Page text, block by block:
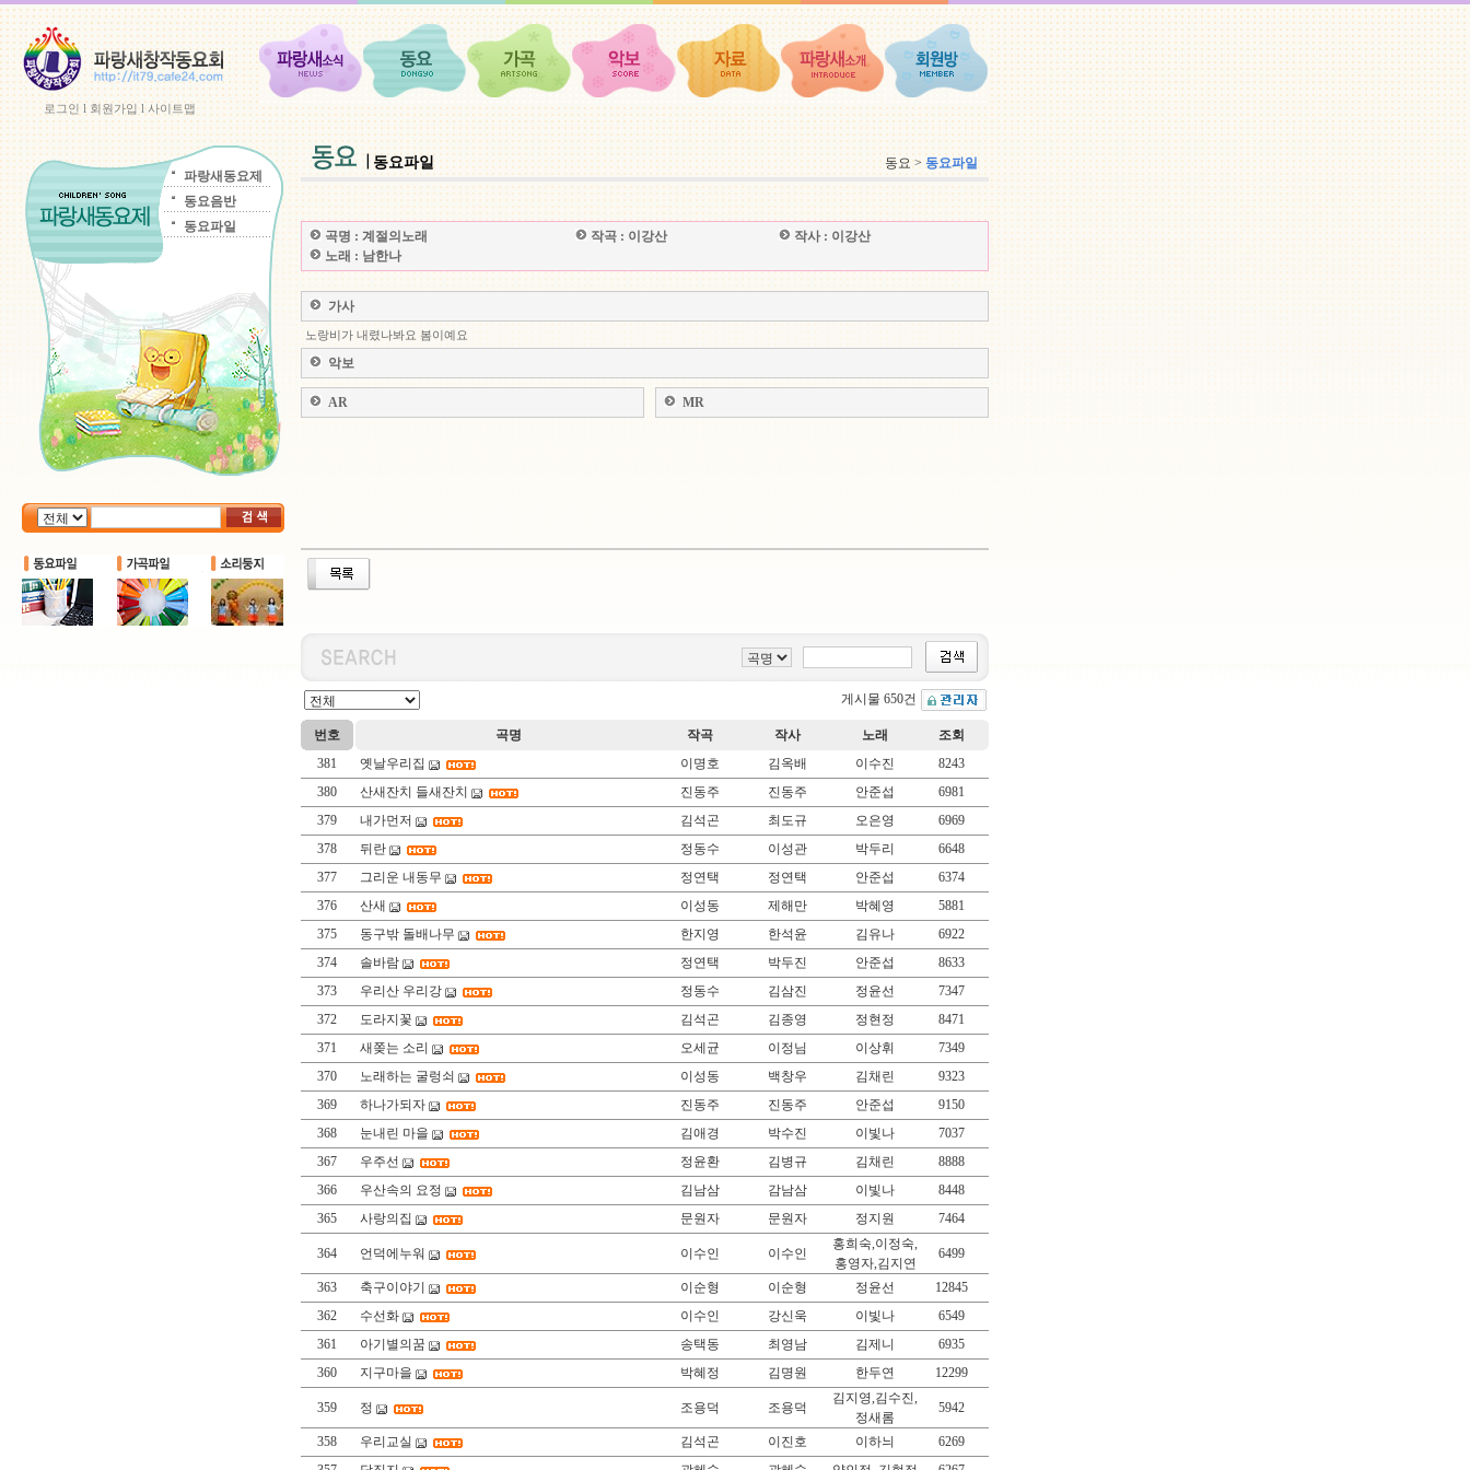
로그인l 회원가입l사이트맵
파랑새동요제
동요음반
동요파일
동요파일 동요 > 동요파일
곡명 : 계절의노래 작곡 : 이강산 작사 : 이강산
노래 : 남한나
가사
노랑비가 내렸나봐요 봄이예요
악보
AR MR
게시물 650건
번호 곡명 작곡 작사 노래
조회
381
옛날우리집 이명호 김옥배 이수진
8243
380
산새잔치 들새잔치 진동주 진동주 안준섭
6981
379
내가먼저 김석곤 최도규 오은영
6969
378
뒤란 정동수 이성관 박두리
6648
377
그리운 내동무 정연택 정연택 안준섭
6374
376
산새 이성동 제해만 박혜영
5881
375
동구밖 돌배나무 한지영 한석윤 김유나
6922
374
솔바람 정연택 박두진 안준섭
8633
373
우리산 우리강 정동수 김삼진 정윤선
7347
372
도라지꽃 김석곤 김종영 정현정
8471
371
새쫒는 소리 오세균 이정님 이상휘
7349
370
노래하는 굴렁쇠 이성동 백창우 김채린
9323
369
하나가되자 진동주 진동주 안준섭
9150
368
눈내린 마을 김애경 박수진 이빛나
7037
367
우주선 정윤환 김병규 김채린
8888
366
우산속의 요정 김남삼 감남삼 이빛나
8448
365
사랑의집 문원자 문원자 정지원 7464
364 언덕에누워 이수인 이수인
홍희숙,이정숙,
홍영자,김지연
6499
363 축구이야기 이순형 이순형 정윤선
12845
362
수선화 이수인 강신욱 이빛나
6549
361
아기별의꿈 송택동 최영남 김제니
6935
360
지구마을 박혜정 김명원 한두연 12299
359 정 조용덕 조용덕
김지영,김수진,
정새롬
5942
358 우리교실 김석곤 이진호 이하늬
6269